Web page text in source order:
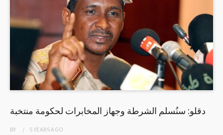
دقلو: سنُسلم الشرطة وجهاز المخابرات لحكومة منتخبة
BY 5 YEARSAGO